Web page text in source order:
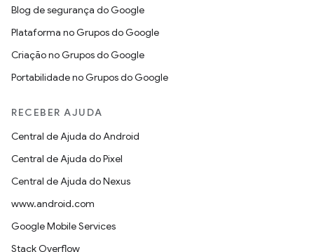
Blog de segurança do Google
Plataforma no Grupos do Google
Criação no Grupos do Google
Portabilidade no Grupos do Google
RECEBER AJUDA
Central de Ajuda do Android
Central de Ajuda do Pixel
Central de Ajuda do Nexus
www.android.com
Google Mobile Services
Stack Overflow